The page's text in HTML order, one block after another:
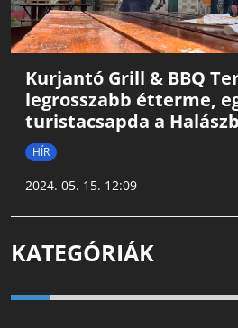
Kurjantó Grill & BBQ
legrosszabb étterme,
turistacsapda a
HÍR
2024. 05. 15. 12:09
KATEGÓRIÁK